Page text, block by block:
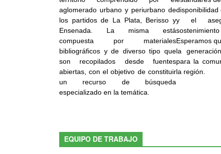
aglomerado urbano y periurbano de
los partidos de La Plata, Berisso y
Ensenada. La misma está
compuesta por materiales
bibliográficos y de diverso tipo que
son recopilados desde fuentes
abiertas, con el objetivo de constituir
un recurso de búsqueda
especializado en la temática.
y el
Esperamos
la
para la
la región.
EQUIPO DE TRABAJO